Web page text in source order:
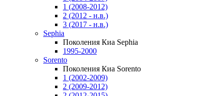
1 (2008-2012)
2 (2012 - н.в.)
3 (2017 - н.в.)
Sephia
Поколения Киа Sephia
1995-2000
Sorento
Поколения Киа Sorento
1 (2002-2009)
2 (2009-2012)